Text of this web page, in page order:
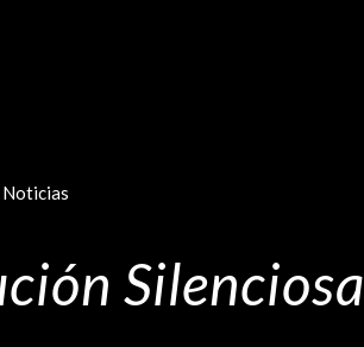
Noticias
Silenciosa